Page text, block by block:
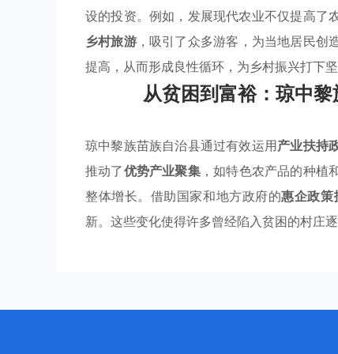
设的投资。例如，发展现代农业不仅提高了
乡村旅游，吸引了众多游客，为当地居民创
提高，从而形成良性循环，为乡村振兴打下坚
从贫困到富裕：琼中
琼中黎族苗族自治县通过有效运用产业扶持
推动了优势产业聚集，如特色农产品的种植
整体增长。借助国家和地方政府的惠企政策
新。这些变化使得许多曾经陷入贫困的村庄